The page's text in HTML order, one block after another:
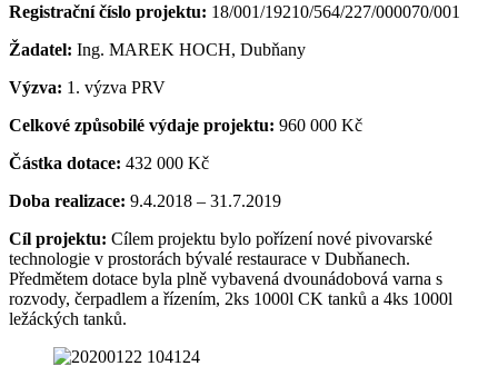
Registrační číslo projektu: 18/001/19210/564/227/000070/001
Žadatel: Ing. MAREK HOCH, Dubňany
Výzva: 1. výzva PRV
Celkové způsobilé výdaje projektu: 960 000 Kč
Částka dotace: 432 000 Kč
Doba realizace: 9.4.2018 – 31.7.2019
Cíl projektu: Cílem projektu bylo pořízení nové pivovarské
technologie v prostorách bývalé restaurace v Dubňanech.
Předmětem dotace byla plně vybavená dvounádobová varna s
rozvody, čerpadlem a řízením, 2ks 1000l CK tanků a 4ks 1000l
ležáckých tanků.